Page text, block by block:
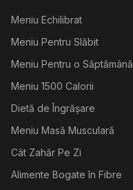
Meniu Echilibrat
Meniu Pentru Slăbit
Meniu Pentru o Săptămână
Meniu 1500 Calorii
Dietă de Îngrășare
Meniu Masă Musculară
Cât Zahăr Pe Zi
Alimente Bogate în Fibre